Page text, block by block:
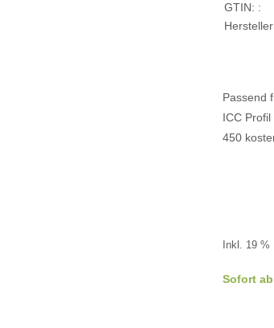
GTIN: :
Passend
ICC
450
Inkl. 19
Sofort